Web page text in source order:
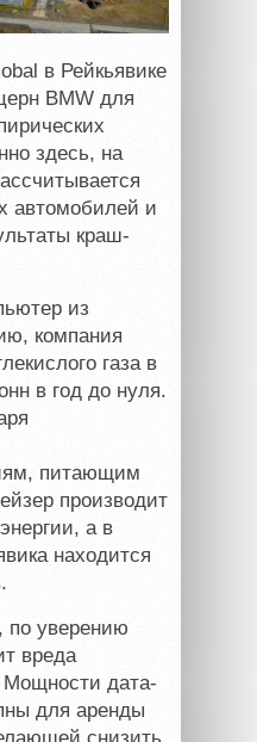
в Рейкьявике
BMW для
здесь, на
автомобилей и
краш-
из
компания
газа в
в год до нуля.
питающим
производит
а в
находится
по уверению
вреда
дата-
для аренды